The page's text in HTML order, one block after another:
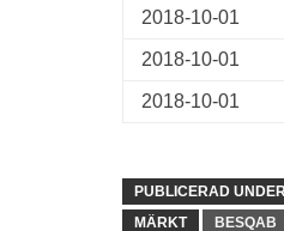
2018-10-01
2018-10-01
2018-10-01
PUBLICERAD UNDER
MÄRKT
BESQAB